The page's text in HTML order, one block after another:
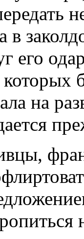
в
его
на